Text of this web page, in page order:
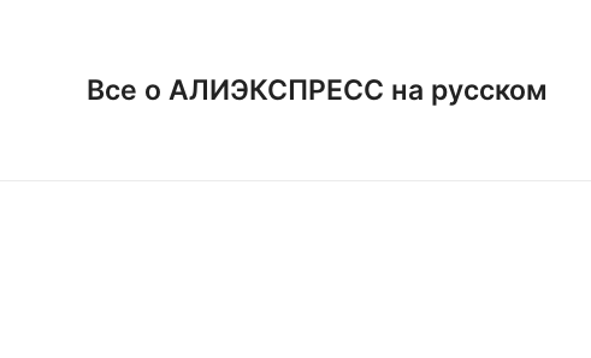
содержимомуВсе о АЛИЭКСПРЕСС на русском